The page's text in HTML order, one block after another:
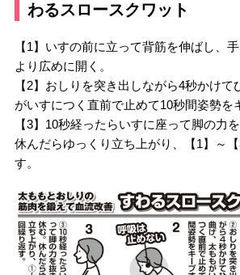
わるスロースクワット
【1】いすの前に立って背筋を伸ばし、
より広めに開く。
【2】おしりを突き出しながら4秒かけて
がいすにつく直前で止めて10秒間姿勢を
【3】10秒経ったらいすに座って脚の力
休んだらゆっくり立ち上がり、【1】～
す。